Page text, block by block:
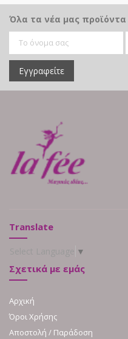
Όλα τα νέα μας προϊόντα
Εγγραφείτε
Translate
▼
Σχετικά με εμάς
Αρχική
Όροι Χρήσης
Αποστολή / Παράδοση